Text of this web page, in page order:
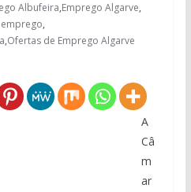
Albufeira,Emprego Algarve,
,
,Ofertas de Emprego Algarve
A
Câ
m
ar